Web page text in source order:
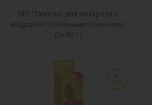
RIO Палочки для канареек с
медом и полезными семенами
(2х40 г.)